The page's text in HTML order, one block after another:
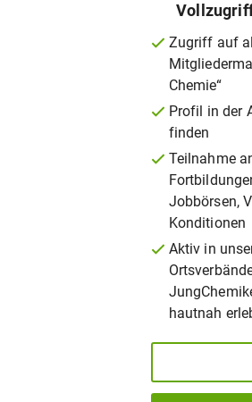
Zugriff auf
Chemie“
Profil in der
finden
Teilnahme
Jobbörsen,
Konditionen
Aktiv in
hautnah